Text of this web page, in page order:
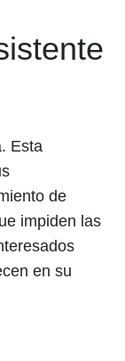
Esta
de
impiden las
en su